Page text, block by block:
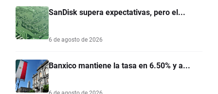
SanDisk supera expectativas, pero el...
6 de agosto de 2026
Banxico mantiene la tasa en 6.50% y a...